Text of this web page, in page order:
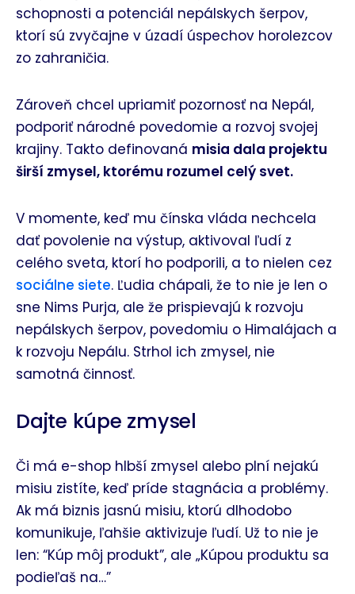
schopnosti a potenciál nepálskych šerpov,
ktorí sú zvyčajne v úzadí úspechov horolezcov
zo zahraničia.
Zároveň chcel upriamiť pozornosť na Nepál,
podporiť národné povedomie a rozvoj svojej
krajiny. Takto definovaná misia dala projektu
širší zmysel, ktorému rozumel celý svet.
V momente, keď mu čínska vláda nechcela
dať povolenie na výstup, aktivoval ľudí z
celého sveta, ktorí ho podporili, a to nielen cez
sociálne siete. Ľudia chápali, že to nie je len o
sne Nims Purja, ale že prispievajú k rozvoju
nepálskych šerpov, povedomiu o Himalájach a
k rozvoju Nepálu. Strhol ich zmysel, nie
samotná činnosť.
Dajte kúpe zmysel
Či má e-shop hlbší zmysel alebo plní nejakú
misiu zistíte, keď príde stagnácia a problémy.
Ak má biznis jasnú misiu, ktorú dlhodobo
komunikuje, ľahšie aktivizuje ľudí. Už to nie je
len: “Kúp môj produkt”, ale „Kúpou produktu sa
podieľaš na…”